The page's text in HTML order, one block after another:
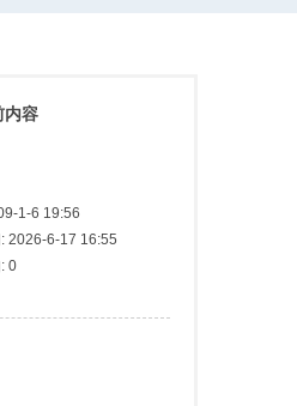
内容
1-6 19:56
2026-6-17 16:55
0